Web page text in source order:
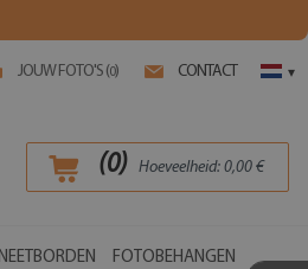
JOUW FOTO'S (0) CONTACT ▾
(0) Hoeveelheid: 0,00 €
FOTOBEHANGEN